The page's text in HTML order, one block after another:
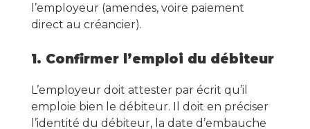
l’employeur (amendes, voire paiement
direct au créancier).
1. Confirmer l’emploi du débiteur
L’employeur doit attester par écrit qu’il
emploie bien le débiteur. Il doit en préciser
l’identité du débiteur, la date d’embauche